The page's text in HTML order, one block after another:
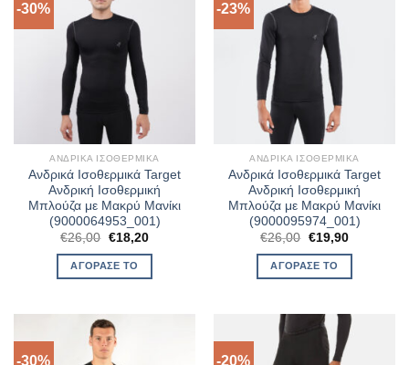
-30%
ΑΝΔΡΙΚΆ ΙΣΟΘΕΡΜΙΚΆ
Ανδρικά Ισοθερμικά Target
Ανδρική Ισοθερμική
Μπλούζα με Μακρύ Μανίκι
(9000064953_001)
€26,00 Original
was:
€26,00.
€18,20Η
ΑΓΌΡΑΣΈ ΤΟ
-23%
ΑΝΔΡΙΚΆ ΙΣΟΘΕΡΜΙΚΆ
Ανδρικά Ισοθερμικά Target
Ανδρική Ισοθερμική
Μπλούζα με Μακρύ Μανίκι
(9000095974_001)
€26,00 Original
was:
€26,00.
€19,90Η
ΑΓΌΡΑΣΈ ΤΟ
-30% -20%